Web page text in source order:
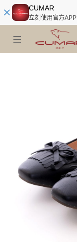
CUMAR
立刻使用官方APP